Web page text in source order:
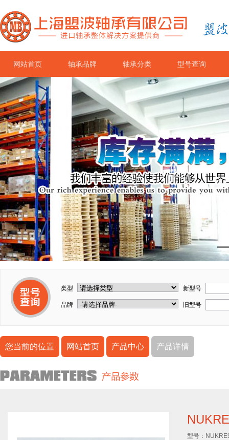
网站首页 轴承品牌 轴承分类 型号查询
类型 新型号
品牌 旧型号
您当前的位置 网站首页 产品中心 产品详情
型号：